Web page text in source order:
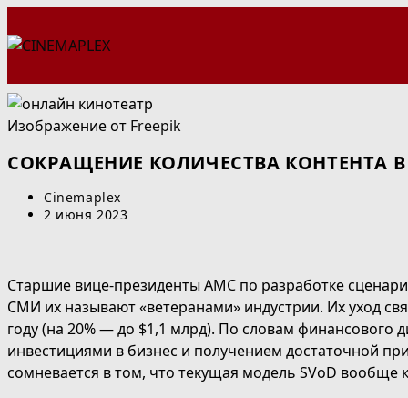
к
Изображение от Freepik
СОКРАЩЕНИЕ КОЛИЧЕСТВА КОНТЕНТА
Автор
записи:
Cinemaplex
Запись
2 июня 2023
Старшие вице-президенты АМС по разработке
СМИ их называют «ветеранами» индустрии. Их уход
году (на 20% — до $1,1 млрд). По словам
инвестициями в бизнес и получением достаточной
сомневается в том, что текущая модель SVoD вообще